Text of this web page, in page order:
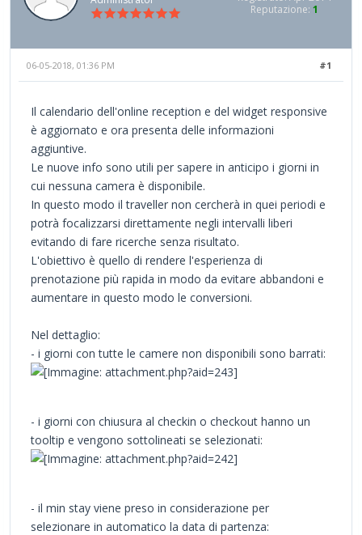
Reputazione: 1
#1
06-05-2018, 01:36 PM
Il calendario dell'online reception e del widget responsive
è aggiornato e ora presenta delle informazioni
aggiuntive.
Le nuove info sono utili per sapere in anticipo i giorni in
cui nessuna camera è disponibile.
In questo modo il traveller non cercherà in quei periodi e
potrà focalizzarsi direttamente negli intervalli liberi
evitando di fare ricerche senza risultato.
L'obiettivo è quello di rendere l'esperienza di
prenotazione più rapida in modo da evitare abbandoni e
aumentare in questo modo le conversioni.
Nel dettaglio:
- i giorni con tutte le camere non disponibili sono barrati:
- i giorni con chiusura al checkin o checkout hanno un
tooltip e vengono sottolineati se selezionati:
- il min stay viene preso in considerazione per
selezionare in automatico la data di partenza: